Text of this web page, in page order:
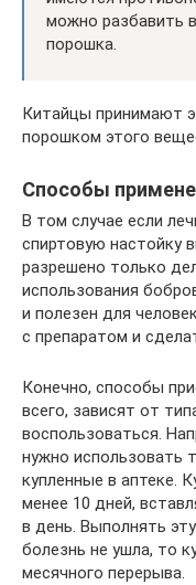
можно разбавить
порошка.
Китайцы принимают
порошком этого
Способы
В том случае если
спиртовую настойку
разрешено только
использования
и полезен для
с препаратом и
Конечно, способы
всего, зависят от
воспользоваться.
нужно использовать
купленные в аптеке.
менее 10 дней,
в день. Выполнять
болезнь не ушла, то
месячного перерыва.